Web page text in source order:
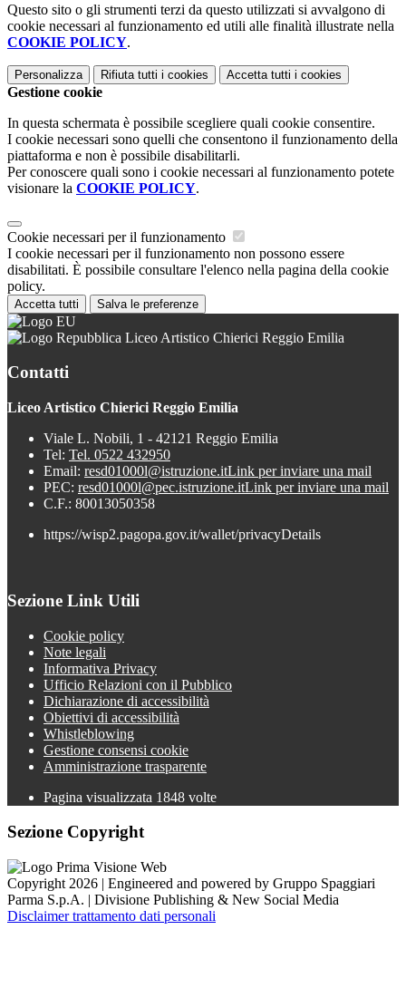
Questo sito o gli strumenti terzi da questo utilizzati si avvalgono di
cookie necessari al funzionamento ed utili alle finalità illustrate nella
COOKIE POLICY.
Personalizza Rifiuta tutti i cookies Accetta tutti i cookies
Gestione cookie
In questa schermata è possibile scegliere quali cookie consentire.
I cookie necessari sono quelli che consentono il funzionamento della
piattaforma e non è possibile disabilitarli.
Per conoscere quali sono i cookie necessari al funzionamento potete
visionare la COOKIE POLICY.
Cookie necessari per il funzionamento
I cookie necessari per il funzionamento non possono essere
disabilitati. È possibile consultare l'elenco nella pagina della cookie
policy.
Accetta tutti Salva le preferenze
Liceo Artistico Chierici Reggio Emilia
Contatti
Liceo Artistico Chierici Reggio Emilia
Viale L. Nobili, 1 - 42121 Reggio Emilia
Tel: Tel. 0522 432950
Email: resd01000l@istruzione.itLink per inviare una mail
PEC: resd01000l@pec.istruzione.itLink per inviare una mail
C.F.: 80013050358
https://wisp2.pagopa.gov.it/wallet/privacyDetails
Sezione Link Utili
Cookie policy
Note legali
Informativa Privacy
Ufficio Relazioni con il Pubblico
Dichiarazione di accessibilità
Obiettivi di accessibilità
Whistleblowing
Gestione consensi cookie
Amministrazione trasparente
Pagina visualizzata 1848 volte
Sezione Copyright
Copyright 2026 | Engineered and powered by Gruppo Spaggiari
Parma S.p.A. | Divisione Publishing & New Social Media
Disclaimer trattamento dati personali